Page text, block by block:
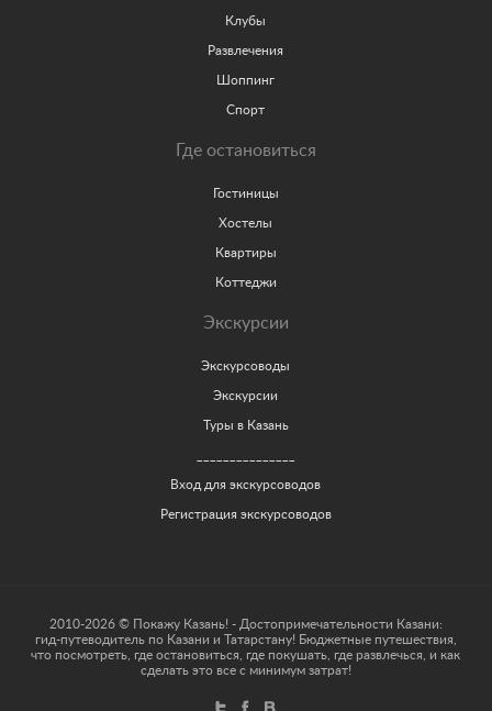
Клубы
Развлечения
Шоппинг
Спорт
Где остановиться
Гостиницы
Хостелы
Квартиры
Коттеджи
Экскурсии
Экскурсоводы
Экскурсии
Туры в Казань
Вход для экскурсоводов
Регистрация экскурсоводов
2010-2026 © Покажу Казань! - Достопримечательности Казани:
гид-путеводитель по Казани и Татарстану! Бюджетные путешествия,
что посмотреть, где остановиться, где покушать, где развлечься, и как
сделать это все с минимум затрат!